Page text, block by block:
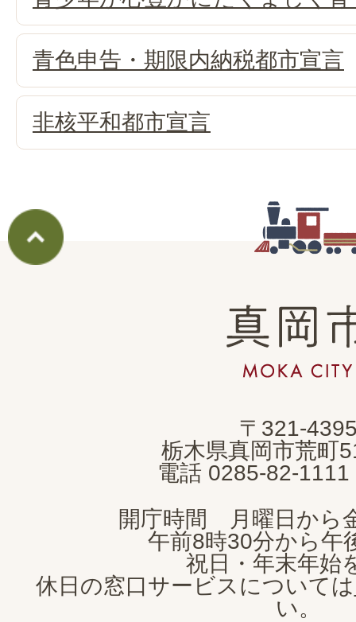
青色申告・期限内納税都市宣言
非核平和都市宣言
真
岡
市
CITY
〒321-
栃木県真岡市荒町
電話 0285-82-1111
開庁時間 月曜日から
午前8時30分から午
祝日・年末年始
休日の窓口サービスについては
い。